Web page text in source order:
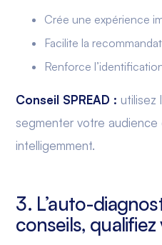
Crée une expérience
Facilite la
Renforce
Conseil SPREAD : utilisez
segmenter votre
intelligemment.
3. L’auto-
conseils, qualifiez